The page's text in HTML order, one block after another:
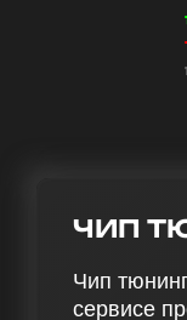
ЧИП
Чип
сервисе